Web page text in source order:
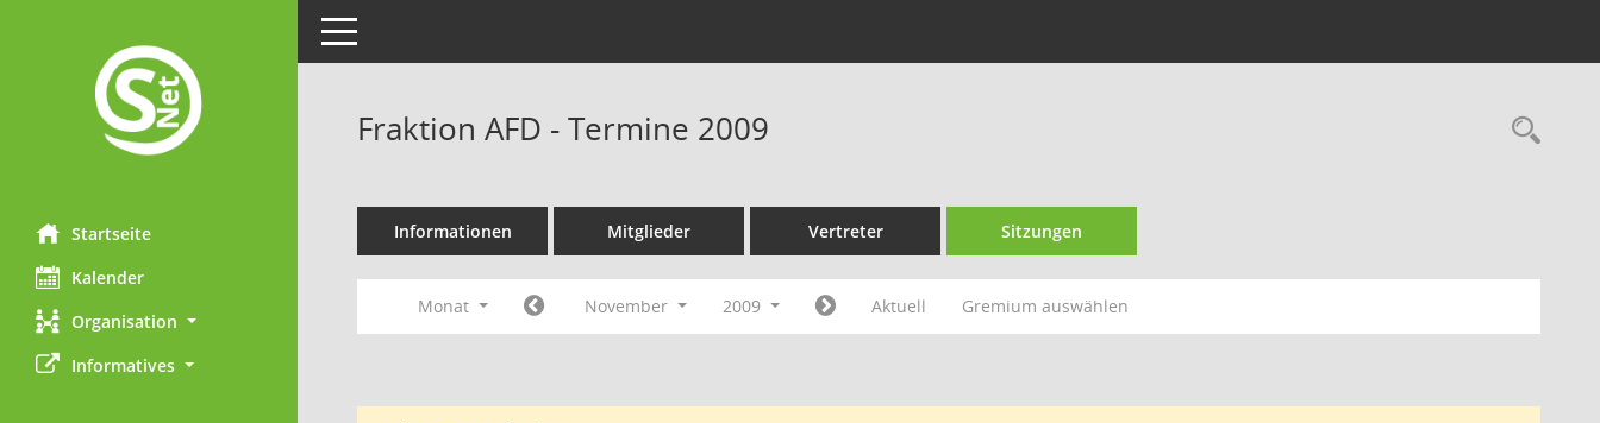
Startseite
Kalender
Organisation
Informatives
Toggle navigation
Fraktion AFD - Termine 2009
Informationen Mitglieder Vertreter Sitzungen
Monat November 2009 Aktuell Gremium auswählen